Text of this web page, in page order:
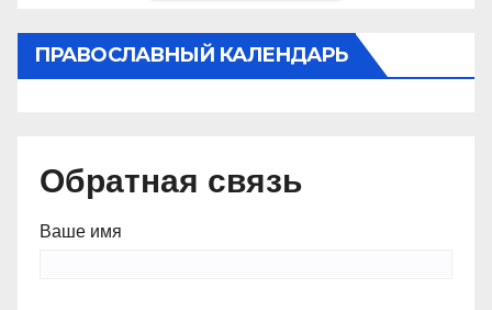
ПРАВОСЛАВНЫЙ КАЛЕНДАРЬ
Обратная связь
Ваше имя